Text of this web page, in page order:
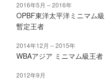
2016年5月 2016年
OPBF東洋太平洋ミニマム級
暫定王者
2014年12月 2015年
WBAアジア ミニマム級王者
2012年9月